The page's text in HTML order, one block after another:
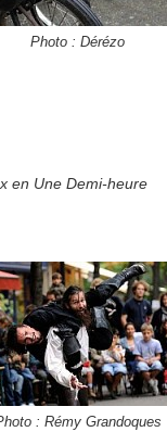
Photo : Dérézo
en Une Demi-heure
: Rémy Grandoques